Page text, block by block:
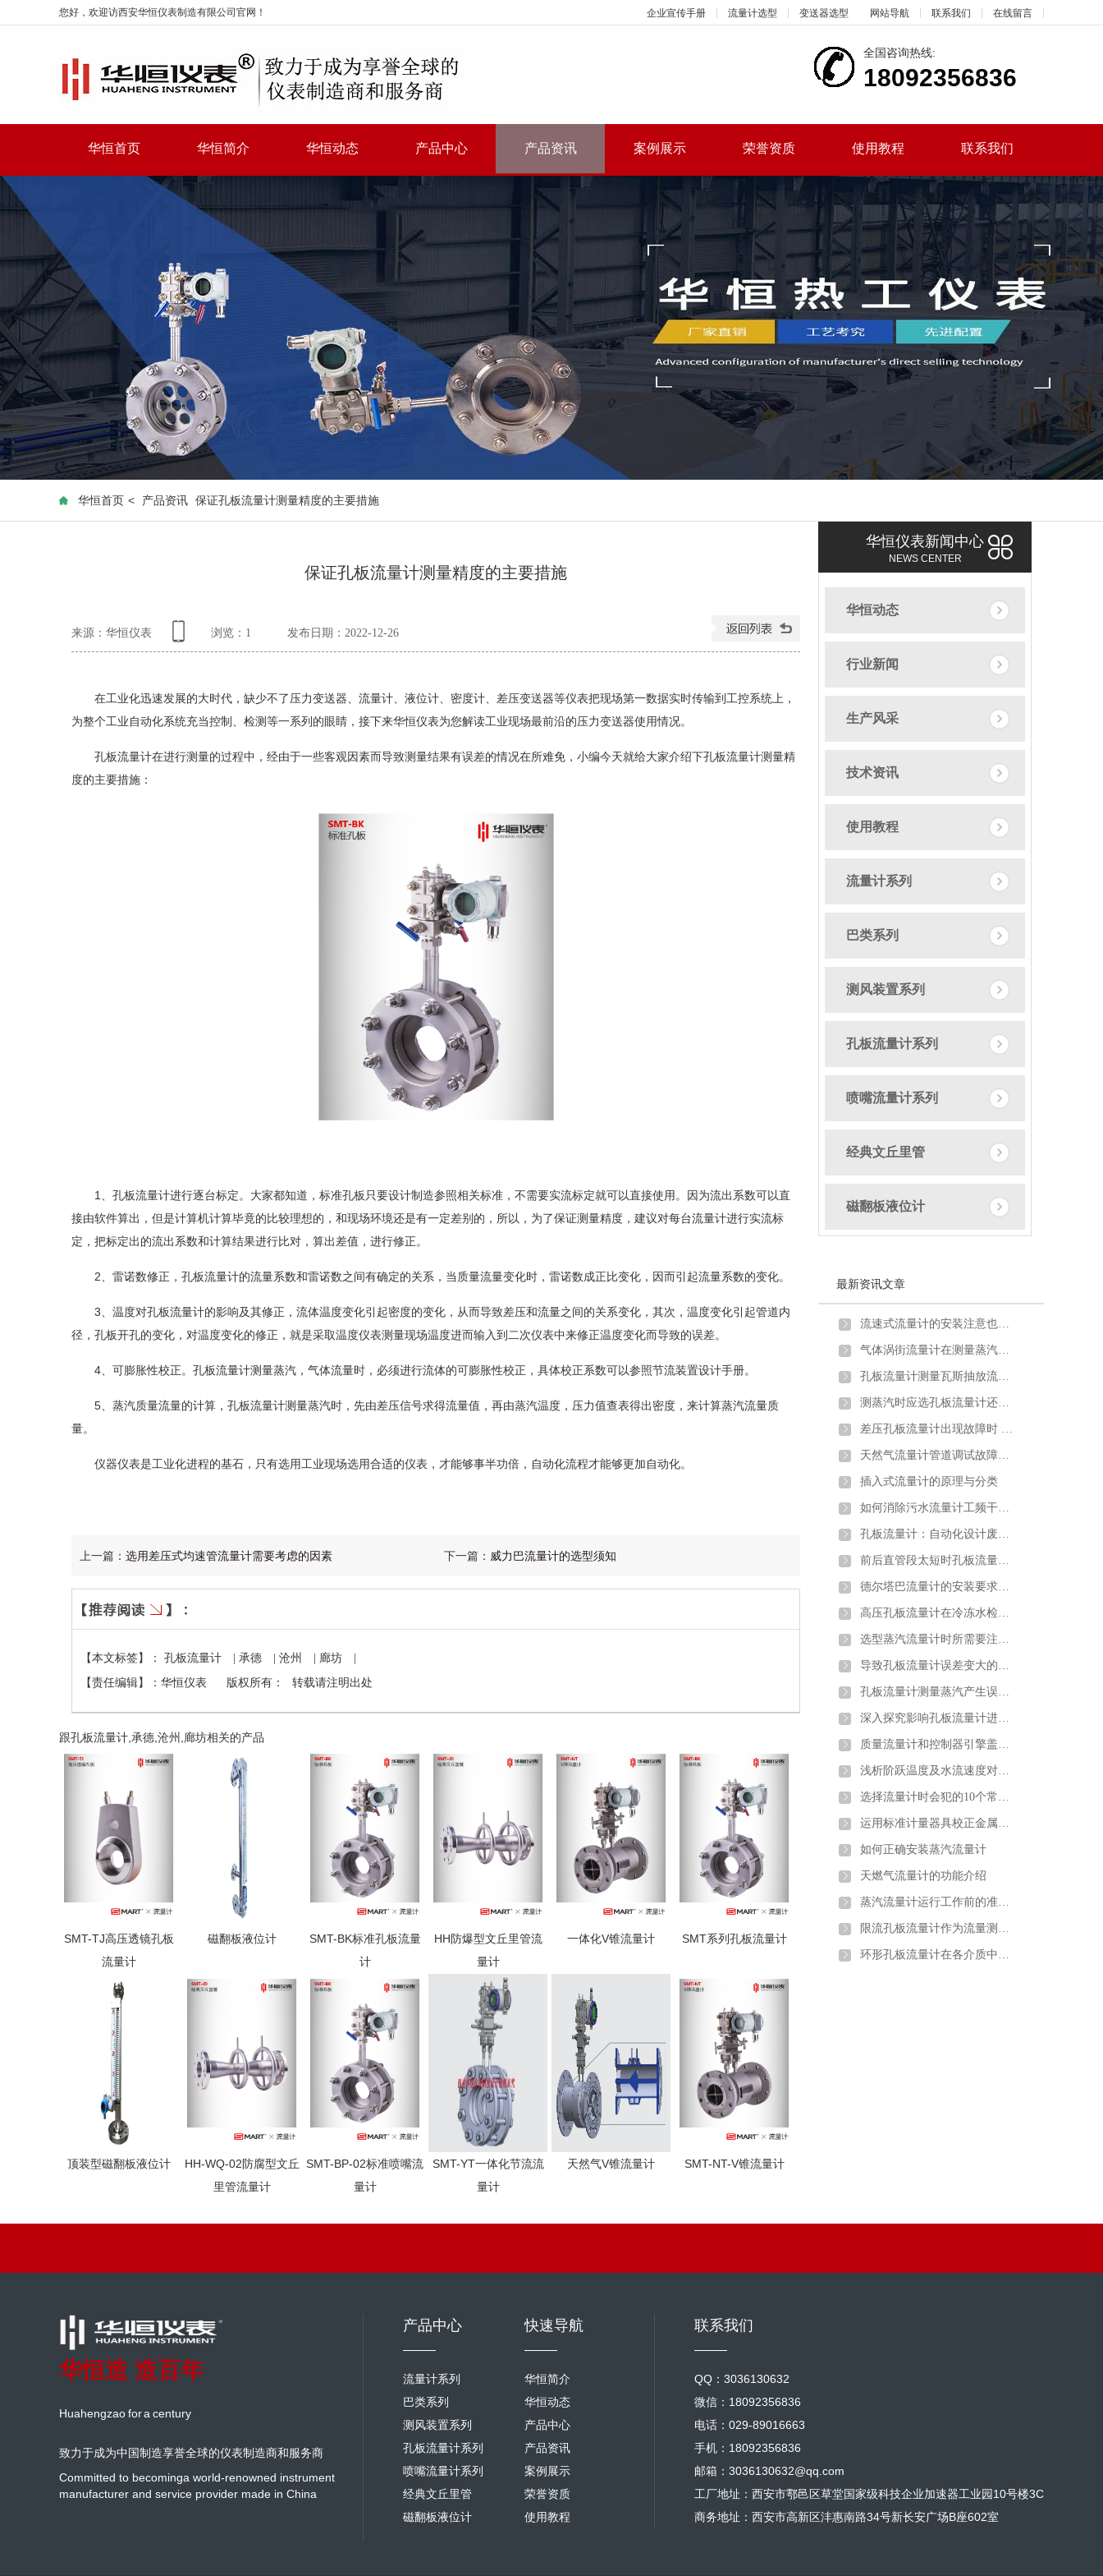
您好，欢迎访西安华恒仪表制造有限公司官网！ 企业宣传手册 流量计选型 变送器选型 网站导航 联系我们 在线留言
全国咨询热线:
18092356836
华恒首页 华恒简介 华恒动态 产品中心 产品资讯 案例展示 荣誉资质 使用教程 联系我们
华恒首页 < 产品资讯 保证孔板流量计测量精度的主要措施
保证孔板流量计测量精度的主要措施
来源：华恒仪表 浏览： 1 发布日期：2022-12-26
在工业化迅速发展的大时代，缺少不了压力变送器、流量计、液位计、密度计、差压变送器等仪表把现场第一数据实时传输到工控系统上，
为整个工业自动化系统充当控制、检测等一系列的眼睛，接下来华恒仪表为您解读工业现场最前沿的压力变送器使用情况。
孔板流量计在进行测量的过程中，经由于一些客观因素而导致测量结果有误差的情况在所难免，小编今天就给大家介绍下孔板流量计测量精
度的主要措施：
1、孔板流量计进行逐台标定。大家都知道，标准孔板只要设计制造参照相关标准，不需要实流标定就可以直接使用。因为流出系数可以直
接由软件算出，但是计算机计算毕竟的比较理想的，和现场环境还是有一定差别的，所以，为了保证测量精度，建议对每台流量计进行实流标
定，把标定出的流出系数和计算结果进行比对，算出差值，进行修正。
2、雷诺数修正，孔板流量计的流量系数和雷诺数之间有确定的关系，当质量流量变化时，雷诺数成正比变化，因而引起流量系数的变化。
3、温度对孔板流量计的影响及其修正，流体温度变化引起密度的变化，从而导致差压和流量之间的关系变化，其次，温度变化引起管道内
径，孔板开孔的变化，对温度变化的修正，就是采取温度仪表测量现场温度进而输入到二次仪表中来修正温度变化而导致的误差。
4、可膨胀性校正。孔板流量计测量蒸汽，气体流量时，必须进行流体的可膨胀性校正，具体校正系数可以参照节流装置设计手册。
5、蒸汽质量流量的计算，孔板流量计测量蒸汽时，先由差压信号求得流量值，再由蒸汽温度，压力值查表得出密度，来计算蒸汽流量质
量。
仪器仪表是工业化进程的基石，只有选用工业现场选用合适的仪表，才能够事半功倍，自动化流程才能够更加自动化。
上一篇： 选用差压式均速管流量计需要考虑的因素 下一篇： 威力巴流量计的选型须知
【本文标签】： 孔板流量计 承德 沧州 廊坊
【责任编辑】： 华恒仪表 版权所有： 转载请注明出处
跟孔板流量计,承德,沧州,廊坊相关的产品
SMT-TJ高压透镜孔板
流量计
磁翻板液位计
SMT-BK标准孔板流量
计
HH防爆型文丘里管流
量计
一体化V锥流量计 SMT系列孔板流量计
顶装型磁翻板液位计
HH-WQ-02防腐型文丘
里管流量计
SMT-BP-02标准喷嘴流
量计
SMT-YT一体化节流流
量计
天然气V锥流量计 SMT-NT-V锥流量计
华恒仪表新闻中心
NEWS CENTER
华恒动态
行业新闻
生产风采
技术资讯
使用教程
流量计系列
巴类系列
测风装置系列
孔板流量计系列
喷嘴流量计系列
经典文丘里管
磁翻板液位计
最新资讯文章
流速式流量计的安装注意也需要一定讲究
气体涡街流量计在测量蒸汽炉煤气时出现问题及解决方法
孔板流量计测量瓦斯抽放流量时的安装要求及取压方式
测蒸汽时应选孔板流量计还是涡街流量计？
差压孔板流量计出现故障时 不妨试试以下方法
天然气流量计管道调试故障原因分析
插入式流量计的原理与分类
如何消除污水流量计工频干扰和零点漂移
孔板流量计：自动化设计废钢铁行业转行井喷
前后直管段太短时孔板流量计应该如何安装
德尔塔巴流量计的安装要求以及注意
高压孔板流量计在冷冻水检测中的注意要点及解决方案介绍
选型蒸汽流量计时所需要注意的问题介绍
导致孔板流量计误差变大的原因分析
孔板流量计测量蒸汽产生误差的原因分析及解决办法
深入探究影响孔板流量计进行煤气流量计量的因素
质量流量计和控制器引擎盖下的主要组件详细介绍
浅析阶跃温度及水流速度对金属管浮子流量计的影响
选择流量计时会犯的10个常见错误以及如何避免错误
运用标准计量器具校正金属管浮子流量计
如何正确安装蒸汽流量计
天燃气流量计的功能介绍
蒸汽流量计运行工作前的准备和调试
限流孔板流量计作为流量测量元件的使用条件有哪些
环形孔板流量计在各介质中的应用
华恒造 造百年
Huahengzao for a century
致力于成为中国制造享誉全球的仪表制造商和服务商
Committed to becominga world-renowned instrument
manufacturer and service provider made in China
产品中心
流量计系列
巴类系列
测风装置系列
孔板流量计系列
喷嘴流量计系列
经典文丘里管
磁翻板液位计
快速导航
华恒简介
华恒动态
产品中心
产品资讯
案例展示
荣誉资质
使用教程
联系我们
QQ：3036130632
微信：18092356836
电话：029-89016663
手机：18092356836
邮箱：3036130632@qq.com
工厂地址：西安市鄠邑区草堂国家级科技企业加速器工业园10号楼3C
商务地址：西安市高新区沣惠南路34号新长安广场B座602室